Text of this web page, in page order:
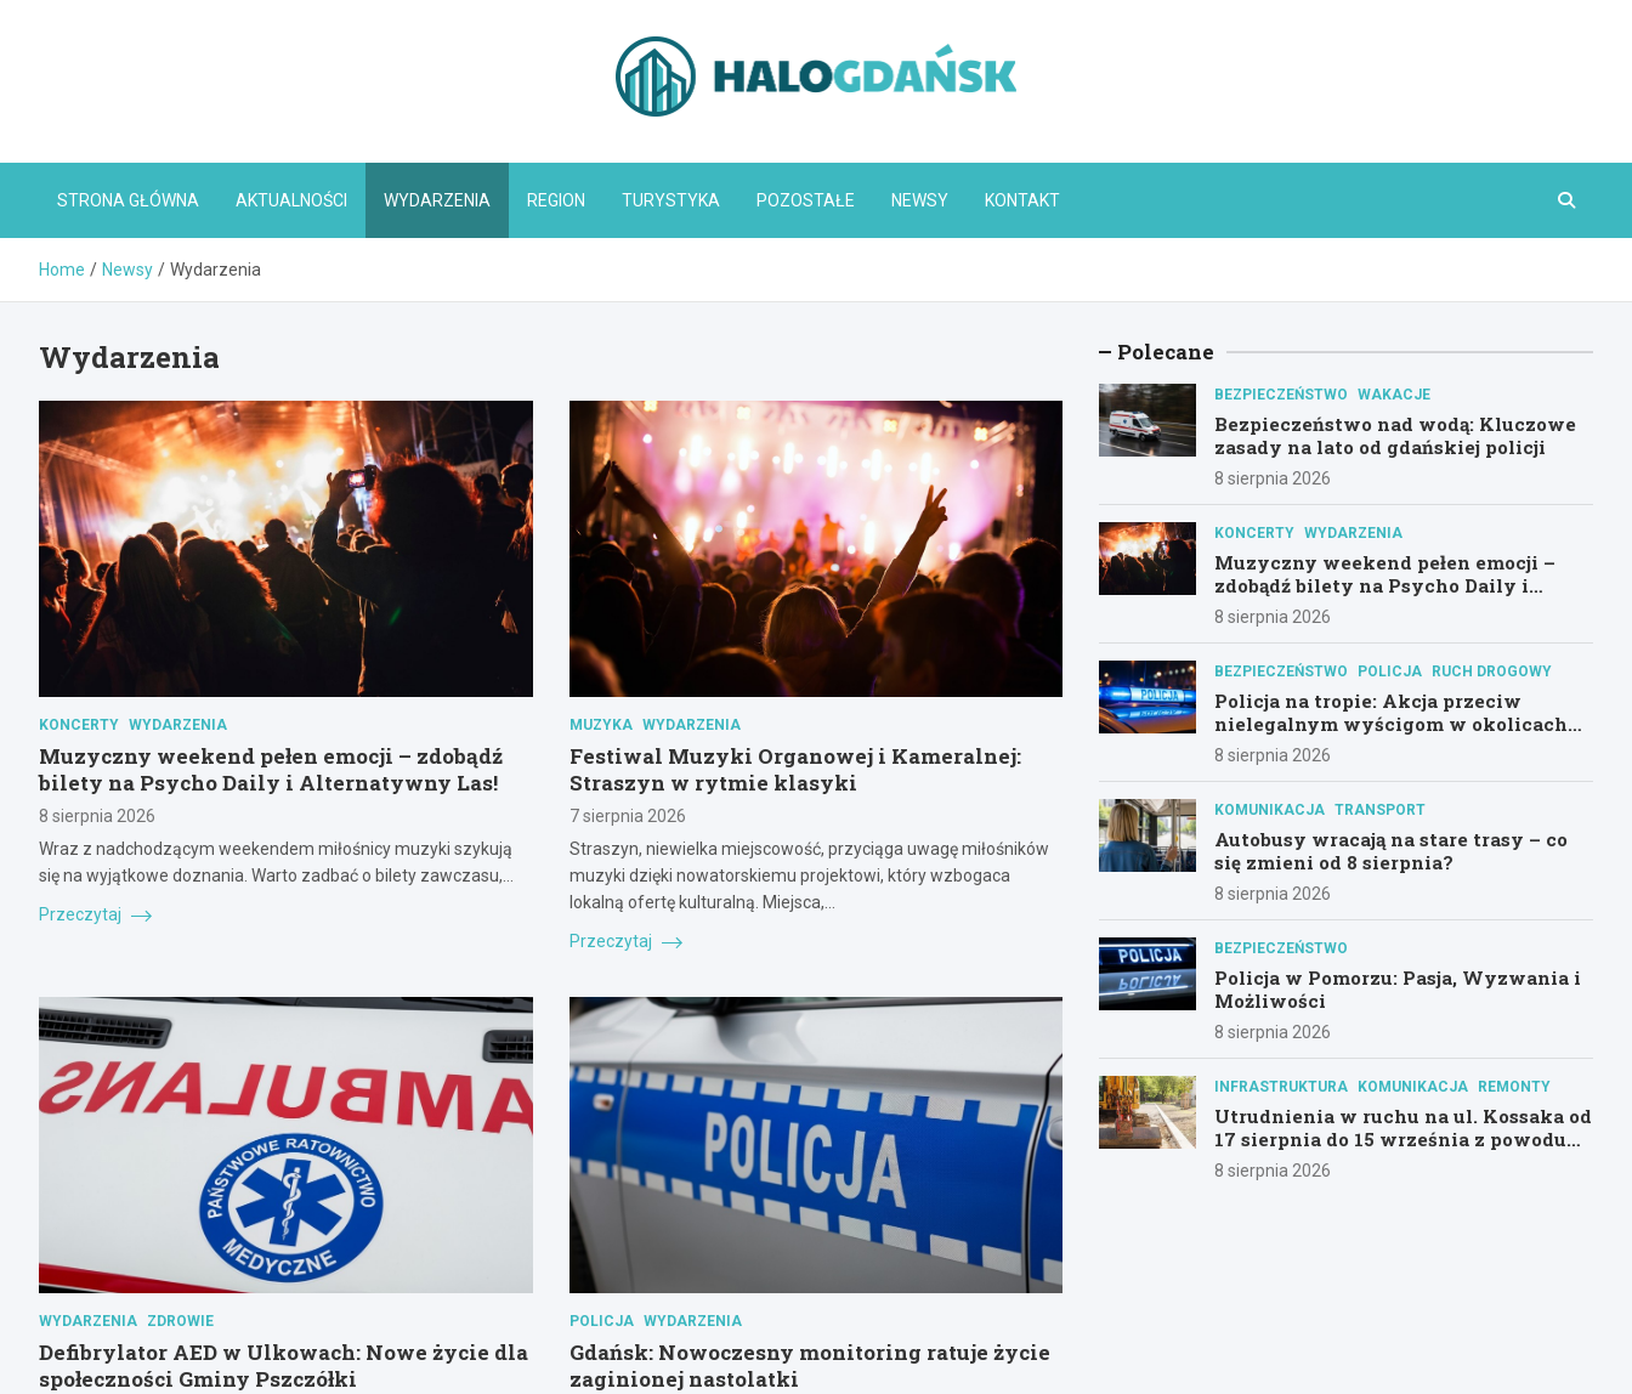
HaloGdańsk.pl
STRONA GŁÓWNA AKTUALNOŚCI WYDARZENIA REGION TURYSTYKA POZOSTAŁE NEWSY KONTAKT
Home Newsy Wydarzenia
Wydarzenia
KONCERTY WYDARZENIA
Muzyczny weekend pełen emocji – zdobądź
bilety na Psycho Daily i Alternatywny Las!
8 sierpnia 2026
Wraz z nadchodzącym weekendem miłośnicy muzyki szykują
się na wyjątkowe doznania. Warto zadbać o bilety zawczasu,…
Przeczytaj
MUZYKA WYDARZENIA
Festiwal Muzyki Organowej i Kameralnej:
Straszyn w rytmie klasyki
7 sierpnia 2026
Straszyn, niewielka miejscowość, przyciąga uwagę miłośników
muzyki dzięki nowatorskiemu projektowi, który wzbogaca
lokalną ofertę kulturalną. Miejsca,…
Przeczytaj
WYDARZENIA ZDROWIE
Defibrylator AED w Ulkowach: Nowe życie dla
społeczności Gminy Pszczółki
POLICJA WYDARZENIA
Gdańsk: Nowoczesny monitoring ratuje życie
zaginionej nastolatki
Polecane
BEZPIECZEŃSTWO WAKACJE
Bezpieczeństwo nad wodą: Kluczowe
zasady na lato od gdańskiej policji
8 sierpnia 2026
KONCERTY WYDARZENIA
Muzyczny weekend pełen emocji –
zdobądź bilety na Psycho Daily i
Alternatywny Las!
8 sierpnia 2026
BEZPIECZEŃSTWO POLICJA RUCH DROGOWY
Policja na tropie: Akcja przeciw
nielegalnym wyścigom w okolicach
Hali Olivia
8 sierpnia 2026
KOMUNIKACJA TRANSPORT
Autobusy wracają na stare trasy – co
się zmieni od 8 sierpnia?
8 sierpnia 2026
BEZPIECZEŃSTWO
Policja w Pomorzu: Pasja, Wyzwania i
Możliwości
8 sierpnia 2026
INFRASTRUKTURA KOMUNIKACJA REMONTY
Utrudnienia w ruchu na ul. Kossaka od
17 sierpnia do 15 września z powodu
modernizacji
8 sierpnia 2026